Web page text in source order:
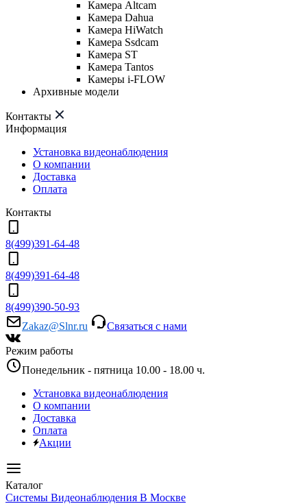
Камера Altcam
Камера Dahua
Камера HiWatch
Камера Ssdcam
Камера ST
Камера Tantos
Камеры i-FLOW
Архивные модели
Контакты
Информация
Установка видеонаблюдения
О компании
Доставка
Оплата
Контакты
8(499)391-64-48
8(499)391-64-48
8(499)390-50-93
Zakaz@Slnr.ru
Связаться с нами
Режим работы
Понедельник - пятница 10.00 - 18.00 ч.
Установка видеонаблюдения
О компании
Доставка
Оплата
Акции
Каталог
Системы Видеонаблюдения В Москве